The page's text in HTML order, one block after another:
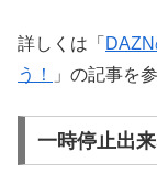
詳しくは「
う！
」の記事を
一時停止出